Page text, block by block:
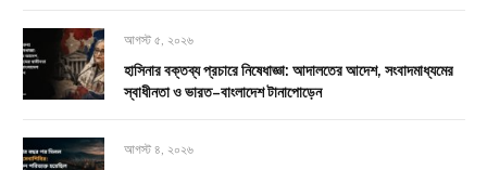
আগস্ট ৫, ২০২৬
হাসিনার বক্তব্য প্রচারে নিষেধাজ্ঞা: আদালতের আদেশ, সংবাদমাধ্যমের
স্বাধীনতা ও ভারত–বাংলাদেশ টানাপোড়েন
আগস্ট ৪, ২০২৬